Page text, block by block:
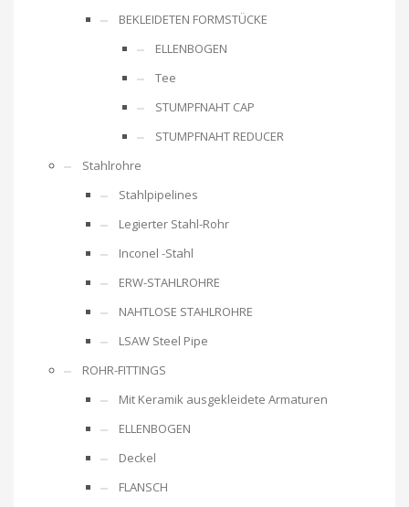
BEKLEIDETEN FORMSTÜCKE
ELLENBOGEN
Tee
STUMPFNAHT CAP
STUMPFNAHT REDUCER
Stahlrohre
Stahlpipelines
Legierter Stahl-Rohr
Inconel -Stahl
ERW-STAHLROHRE
NAHTLOSE STAHLROHRE
LSAW Steel Pipe
ROHR-FITTINGS
Mit Keramik ausgekleidete Armaturen
ELLENBOGEN
Deckel
FLANSCH